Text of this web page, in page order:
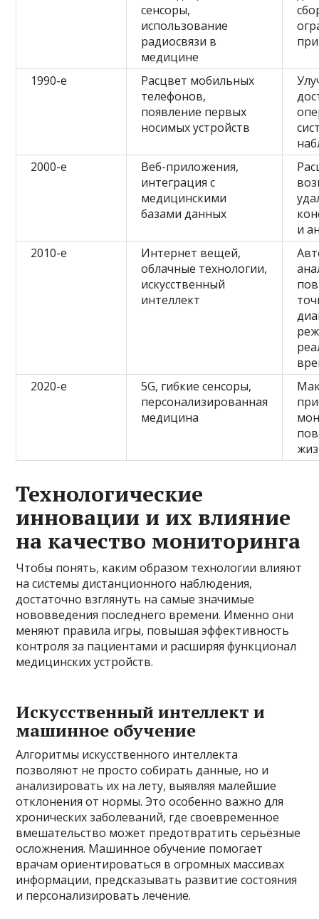
сенсоры,
использование
радиосвязи в
медицине
1990-е
Расцвет мобильных
телефонов,
появление первых
носимых устройств
2000-е
Веб-приложения,
интеграция с
медицинскими
базами данных
и
2010-е
Интернет вещей,
облачные технологии,
искусственный
интеллект
2020-е
5G, гибкие сенсоры,
персонализированная
медицина
Технологические
инновации и их влияние
на качество мониторинга
Чтобы понять, каким образом технологии влияют
на системы дистанционного наблюдения,
достаточно взглянуть на самые значимые
нововведения последнего времени. Именно они
меняют правила игры, повышая эффективность
контроля за пациентами и расширяя функционал
медицинских устройств.
Искусственный интеллект и
машинное обучение
Алгоритмы искусственного интеллекта
позволяют не просто собирать данные, но и
анализировать их на лету, выявляя малейшие
отклонения от нормы. Это особенно важно для
хронических заболеваний, где своевременное
вмешательство может предотвратить серьёзные
осложнения. Машинное обучение помогает
врачам ориентироваться в огромных массивах
информации, предсказывать развитие состояния
и персонализировать лечение.